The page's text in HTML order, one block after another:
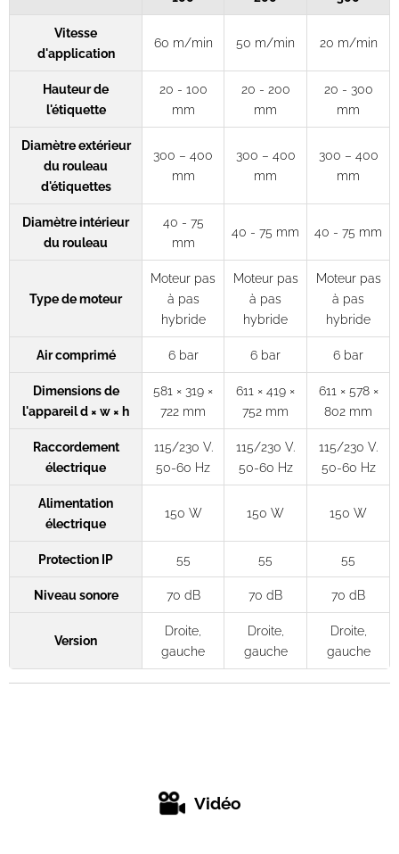
Vitesse
d'application
60 m/min 50 m/min 20 m/min
Hauteur de
l'étiquette
20 - 100
mm
20 - 200
mm
20 - 300
mm
Diamètre extérieur
du rouleau
d'étiquettes
300 – 400
mm
300 – 400
mm
300 – 400
mm
Diamètre intérieur
du rouleau
40 - 75
mm
40 - 75 mm 40 - 75 mm
Type de moteur
Moteur pas
à pas
hybride
Moteur pas
à pas
hybride
Moteur pas
à pas
hybride
Air comprimé 6 bar 6 bar 6 bar
Dimensions de
l'appareil d × w × h
581 × 319 ×
722 mm
611 × 419 ×
752 mm
611 × 578 ×
802 mm
Raccordement
électrique
115/230 V.
50-60 Hz
115/230 V.
50-60 Hz
115/230 V.
50-60 Hz
Alimentation
électrique
150 W 150 W 150 W
Protection IP 55 55 55
Niveau sonore 70 dB 70 dB 70 dB
Version
Droite,
gauche
Droite,
gauche
Droite,
gauche
Vidéo